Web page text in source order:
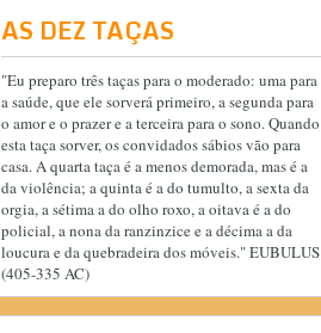
AS DEZ TAÇAS
"Eu preparo três taças para o moderado: uma para
a saúde, que ele sorverá primeiro, a segunda para
o amor e o prazer e a terceira para o sono. Quando
esta taça sorver, os convidados sábios vão para
casa. A quarta taça é a menos demorada, mas é a
da violência; a quinta é a do tumulto, a sexta da
orgia, a sétima a do olho roxo, a oitava é a do
policial, a nona da ranzinzice e a décima a da
loucura e da quebradeira dos móveis." EUBULUS
(405-335 AC)